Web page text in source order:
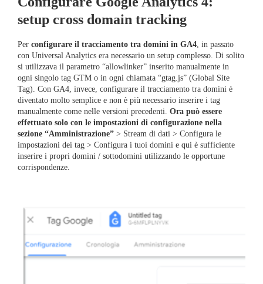
setup cross domain tracking
Per configurare il tracciamento tra domini in GA4 , in passato
con Universal Analytics era necessario un setup complesso. Di solito
si utilizzava il parametro “allowlinker” inserito manualmente in
ogni singolo tag GTM o in ogni chiamata “gtag.js” (Global Site
Tag). Con GA4, invece, configurare il tracciamento tra domini è
diventato molto semplice e non è più necessario inserire i tag
manualmente come nelle versioni precedenti. Ora può essere
effettuato solo con le impostazioni di configurazione nella
sezione “Amministrazione” > Stream di dati > Configura le
impostazioni dei tag > Configura i tuoi domini e qui è sufficiente
inserire i propri domini / sottodomini utilizzando le opportune
corrispondenze.